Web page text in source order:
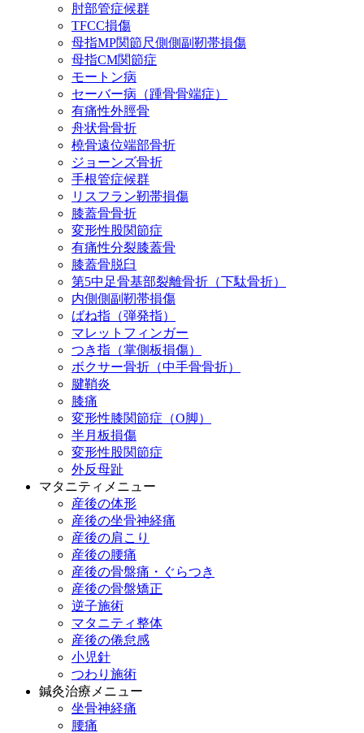
肘部管症候群
TFCC損傷
母指MP関節尺側側副靭帯損傷
母指CM関節症
モートン病
セーバー病（踵骨骨端症）
有痛性外脛骨
舟状骨骨折
橈骨遠位端部骨折
ジョーンズ骨折
手根管症候群
リスフラン靭帯損傷
膝蓋骨骨折
変形性股関節症
有痛性分裂膝蓋骨
膝蓋骨脱臼
第5中足骨基部裂離骨折（下駄骨折）
内側側副靭帯損傷
ばね指（弾発指）
マレットフィンガー
つき指（掌側板損傷）
ボクサー骨折（中手骨骨折）
腱鞘炎
膝痛
変形性膝関節症（O脚）
半月板損傷
変形性股関節症
外反母趾
マタニティメニュー
産後の体形
産後の坐骨神経痛
産後の肩こり
産後の腰痛
産後の骨盤痛・ぐらつき
産後の骨盤矯正
逆子施術
マタニティ整体
産後の倦怠感
小児針
つわり施術
鍼灸治療メニュー
坐骨神経痛
腰痛